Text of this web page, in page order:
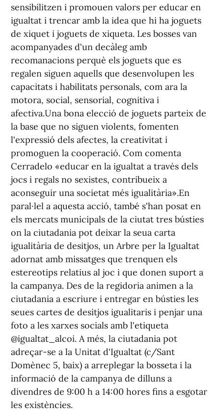
sensibilitzen i promouen valors per educar en
igualtat i trencar amb la idea que hi ha joguets
de xiquet i joguets de xiqueta. Les bosses van
acompanyades d'un decàleg amb
recomanacions perquè els joguets que es
regalen siguen aquells que desenvolupen les
capacitats i habilitats personals, com ara la
motora, social, sensorial, cognitiva i
afectiva.Una bona elecció de joguets parteix de
la base que no siguen violents, fomenten
l'expressió dels afectes, la creativitat i
promoguen la cooperació. Com comenta
Cerradelo «educar en la igualtat a través dels
jocs i regals no sexistes, contribueix a
aconseguir una societat més igualitària».En
paral·lel a aquesta acció, també s'han posat en
els mercats municipals de la ciutat tres bústies
on la ciutadania pot deixar la seua carta
igualitària de desitjos, un Arbre per la Igualtat
adornat amb missatges que trenquen els
estereotips relatius al joc i que donen suport a
la campanya. Des de la regidoria animen a la
ciutadania a escriure i entregar en bústies les
seues cartes de desitjos igualitaris i penjar una
foto a les xarxes socials amb l'etiqueta
@igualtat_alcoi. A més, la ciutadania pot
adreçar-se a la Unitat d'Igualtat (c/Sant
Domènec 5, baix) a arreplegar la bosseta i la
informació de la campanya de dilluns a
divendres de 9:00 h a 14:00 hores fins a esgotar
les existències.